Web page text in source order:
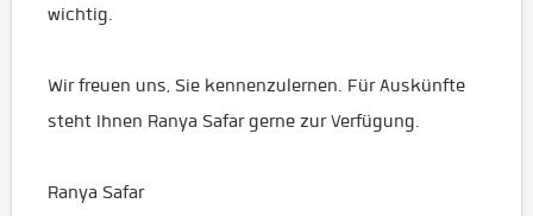
wichtig.
Wir freuen uns, Sie kennenzulernen. Für Auskünfte
steht Ihnen Ranya Safar gerne zur Verfügung.
Ranya Safar